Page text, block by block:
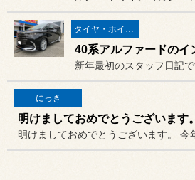
にっき
明けましておめでとうございます。